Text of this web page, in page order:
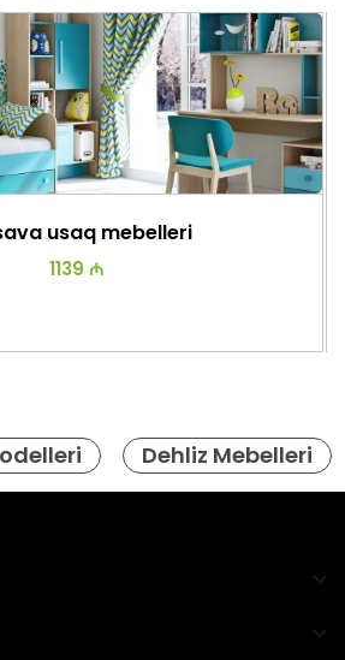
usaq mebelleri
1139 ₼
Dehliz Mebelleri